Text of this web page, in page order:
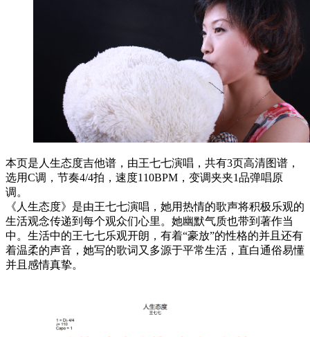
本页是人生态度吉他谱，由王七七演唱，共有3页高清图谱，
选用C调，节奏4/4拍，速度110BPM，变调夹夹1品弹唱原
调。
《人生态度》是由王七七演唱，她用热情的歌声将积极乐观的
生活观念传递到每个观众们心里。她幽默气质也带到著作当
中。生活中的王七七乐观开朗，有着“豪放”的性格的并且还有
着温柔的声音，她写的歌词又多源于平常生活，直白通俗易懂
并且感情真挚。